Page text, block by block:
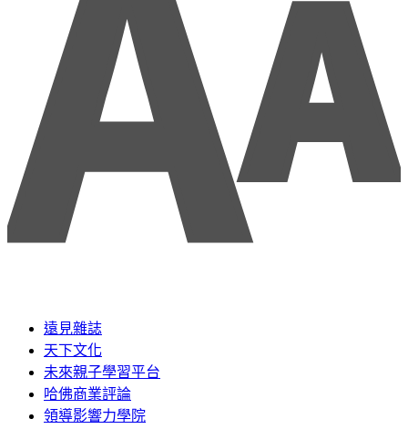
遠見雜誌
天下文化
未來親子學習平台
哈佛商業評論
領導影響力學院